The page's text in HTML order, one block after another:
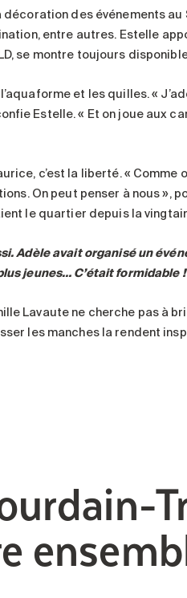
des événements au
entre autres. Estelle
se montre toujours disponible
et les quilles. «
Estelle. « Et on joue aux
c’est la liberté. « Comme
On peut penser à nous »,
le quartier depuis la
Adèle avait organisé un
jeunes… C’était formidable !
Lavaute ne cherche pas à
les manches la rendent